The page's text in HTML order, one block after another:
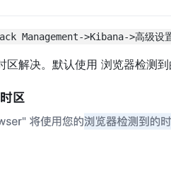
Management->Kibana->高级设
区解决。默认使用 浏览器检测